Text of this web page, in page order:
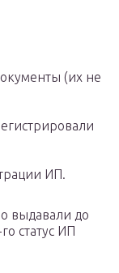
(их не
ИП.
выдавали до
статус ИП